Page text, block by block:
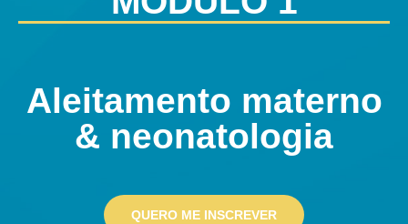
Aleitamento materno
& neonatologia
QUERO ME INSCREVER